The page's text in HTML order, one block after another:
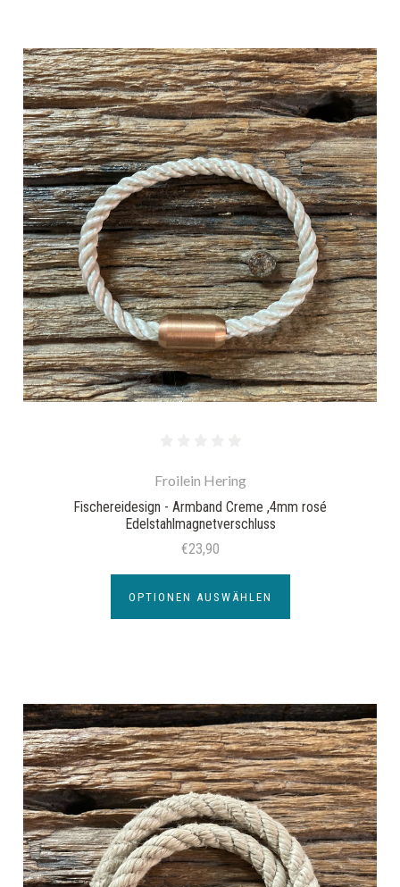
Froilein Hering
Fischereidesign - Armband Creme ,4mm rosé
Edelstahlmagnetverschluss
€23,90
OPTIONEN AUSWÄHLEN